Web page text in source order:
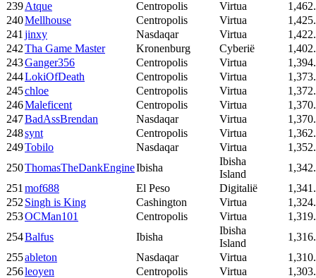
239Atque Centropolis Virtua
240Mellhouse Centropolis Virtua
241 jinxy Nasdaqar Virtua
242Tha Game Master Kronenburg Cyberië
243Ganger356 Centropolis Virtua
244LokiOfDeath Centropolis Virtua
245chloe Centropolis Virtua
246Maleficent Centropolis Virtua
247BadAssBrendan Nasdaqar Virtua
248synt Centropolis Virtua
249Tobilo Nasdaqar Virtua
250ThomasTheDankEngineIbisha
Ibisha
Island
251 mof688 El Peso Digitalië
252 Singh is King Cashington Virtua
253OCMan101 Centropolis Virtua
254Balfus Ibisha
Ibisha
Island
255ableton Nasdaqar Virtua
256leoyen Centropolis Virtua